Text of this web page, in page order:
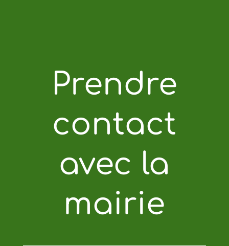
Prendre
contact
avec la
mairie